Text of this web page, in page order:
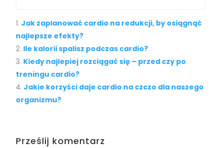
Jak zaplanować cardio na redukcji, by osiągnąć
najlepsze efekty?
Ile kalorii spalisz podczas cardio?
Kiedy najlepiej rozciągać się – przed czy po
treningu cardio?
Jakie korzyści daje cardio na czczo dla naszego
organizmu?
Prześlij komentarz